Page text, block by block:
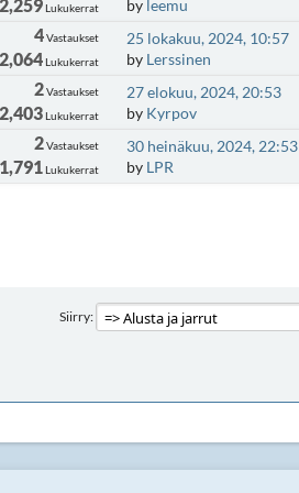
2,259Lukukerrat by leemu
4Vastaukset
2,064Lukukerrat
25 lokakuu, 2024, 10:57
by Lerssinen
2Vastaukset
2,403Lukukerrat
27 elokuu, 2024, 20:53
by Kyrpov
2Vastaukset
1,791Lukukerrat
30 heinäkuu, 2024, 22:53
by LPR
Siirry